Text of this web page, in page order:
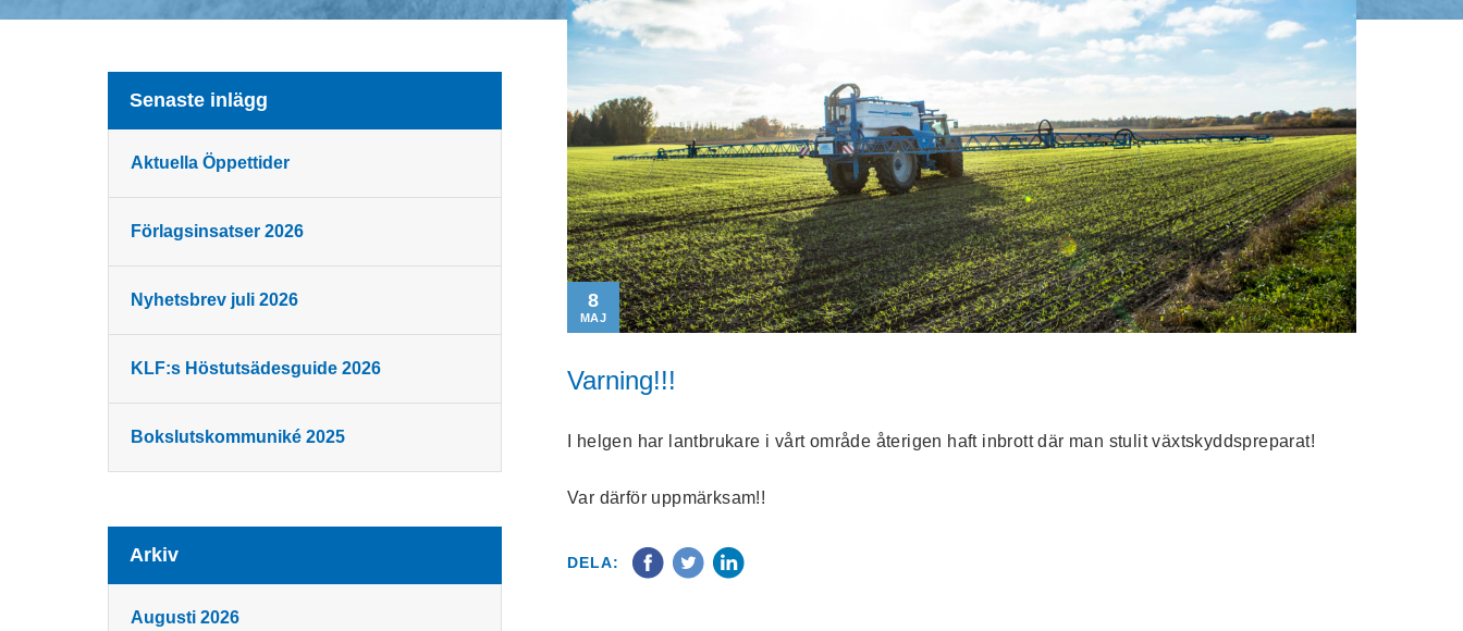
8
MAJ
Varning!!!
I helgen har lantbrukare i vårt område återigen haft inbrott där man stulit växtskyddspreparat!
Var därför uppmärksam!!
DELA:
Senaste inlägg
Aktuella Öppettider
Förlagsinsatser 2026
Nyhetsbrev juli 2026
KLF:s Höstutsädesguide 2026
Bokslutskommuniké 2025
Arkiv
Augusti 2026